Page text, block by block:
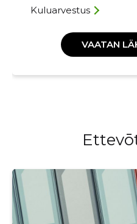
Kuluarvestus
VAATAN